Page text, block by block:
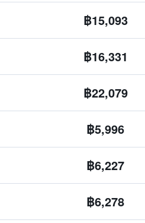
฿15,093
฿16,331
฿22,079
฿5,996
฿6,227
฿6,278